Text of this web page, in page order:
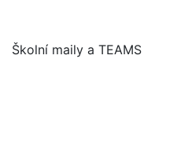
Školní maily a TEAMS